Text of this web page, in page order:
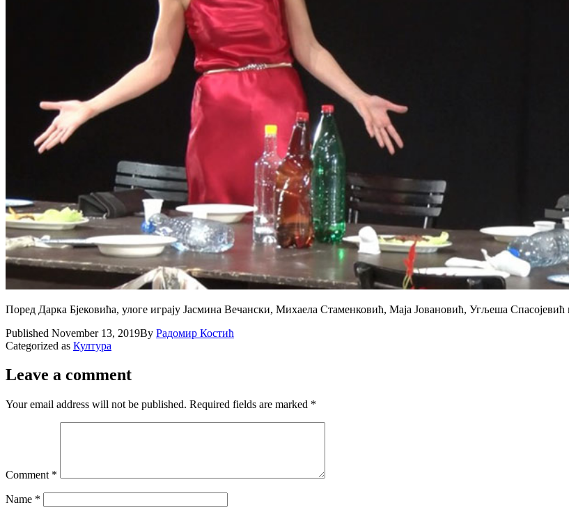
Поред Дарка Бјековића, улоге играју Јасмина Вечански, Михаела Стаменковић, Маја Јовановић, Угљеша
Published November 13, 2019By Радомир Костић
Categorized as Култура
Leave a comment
Your email address will not be published. Required fields are marked *
Comment *
Name *